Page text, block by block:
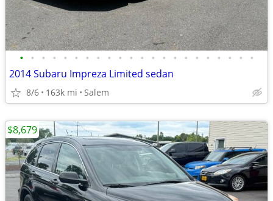
• • • • • • • • • • • • • • • • • • • • • •
2014 Subaru Impreza Limited sedan
8/6 163k mi Salem
$8,679